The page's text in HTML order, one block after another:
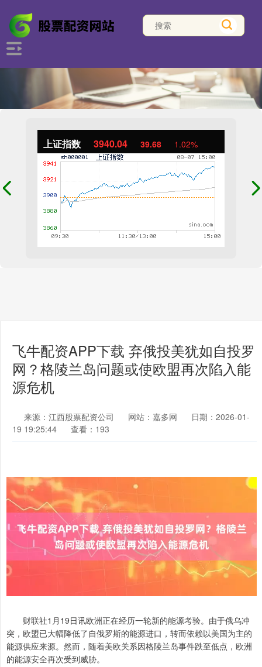
上证指数 3940.04 39.68 1.02%
飞牛配资APP下载 弃俄投美犹如自投罗
网？格陵兰岛问题或使欧盟再次陷入能
源危机
来源：江西股票配资公司 网站：嘉多网
日期：2026-01-
19 19:25:44
查看：193
财联社1月19日讯欧洲正在经历一轮新的能源考验。由于俄乌冲
突，欧盟已大幅降低了自俄罗斯的能源进口，转而依赖以美国为主的
能源供应来源。然而，随着美欧关系因格陵兰岛事件跌至低点，欧洲
的能源安全再次受到威胁。